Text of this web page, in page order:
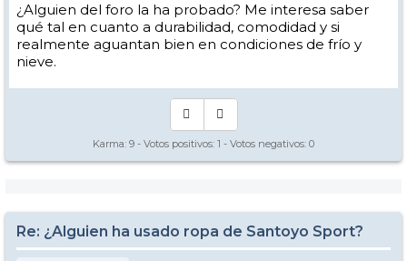
¿Alguien del foro la ha probado? Me interesa saber
qué tal en cuanto a durabilidad, comodidad y si
realmente aguantan bien en condiciones de frío y
nieve.
Karma: 9 - Votos positivos: 1 - Votos negativos: 0
Re: ¿Alguien ha usado ropa de Santoyo Sport?